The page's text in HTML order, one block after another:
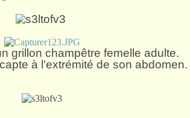
grillon champêtre femelle adulte.
à l'extrémité de son abdomen.